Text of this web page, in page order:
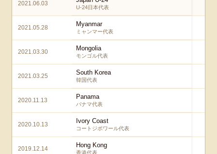
2021.06.03
U-24日本代表
2021.05.28 Myanmar
ミャンマー代表
2021.03.30 Mongolia
モンゴル代表
2021.03.25 South Korea
韓国代表
2020.11.13 Panama
パナマ代表
2020.10.13 Ivory Coast
コートジボワール代表
2019.12.14 Hong Kong
香港代表